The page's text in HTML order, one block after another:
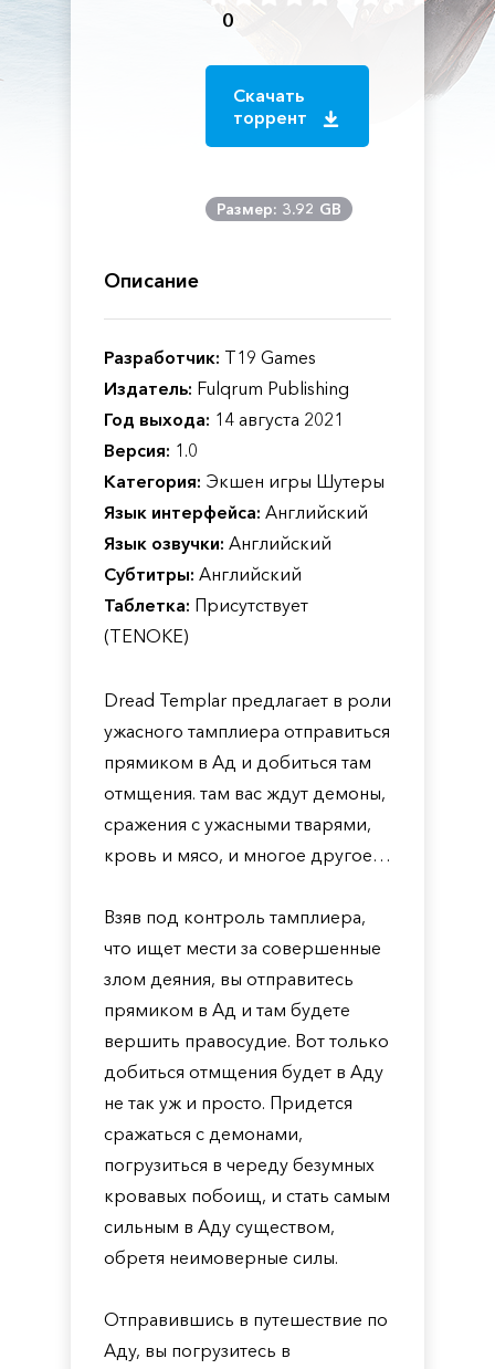
0
Скачать
торрент
Размер: 3.92 GB
Описание
Разработчик: T19 Games
Издатель: Fulqrum Publishing
Год выхода: 14 августа 2021
Версия: 1.0
Категория: Экшен игры Шутеры
Язык интерфейса: Английский
Язык озвучки: Английский
Субтитры: Английский
Таблетка: Присутствует
(TENOKE)
Dread Templar предлагает в роли
ужасного тамплиера отправиться
прямиком в Ад и добиться там
отмщения. там вас ждут демоны,
сражения с ужасными тварями,
кровь и мясо, и многое другое…
Взяв под контроль тамплиера,
что ищет мести за совершенные
злом деяния, вы отправитесь
прямиком в Ад и там будете
вершить правосудие. Вот только
добиться отмщения будет в Аду
не так уж и просто. Придется
сражаться с демонами,
погрузиться в череду безумных
кровавых побоищ, и стать самым
сильным в Аду существом,
обретя неимоверные силы.
Отправившись в путешествие по
Аду, вы погрузитесь в